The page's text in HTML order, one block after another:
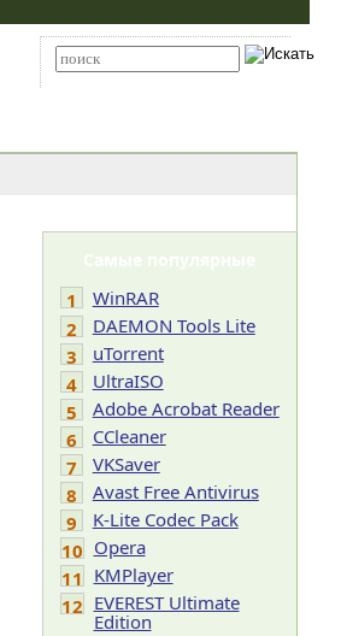
Самые популярные
1
WinRAR
2
DAEMON Tools Lite
3
uTorrent
4
UltraISO
5
Adobe Acrobat Reader
6
CCleaner
7
VKSaver
8
Avast Free Antivirus
9
K-Lite Codec Pack
10 Opera
11 KMPlayer
12 EVEREST Ultimate
Edition